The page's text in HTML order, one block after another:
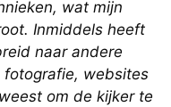
wat mijn
Inmiddels heeft
naar andere
fotografie, websites
om de kijker te